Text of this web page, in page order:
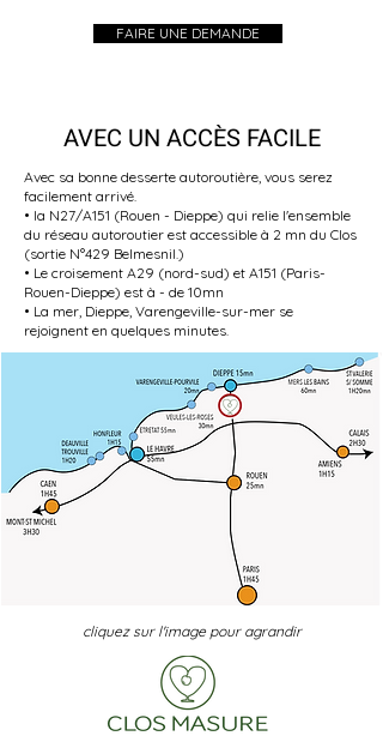
FAIRE UNE DEMANDE
AVEC UN ACCÈS FACILE
Avec sa bonne desserte autoroutière, vous serez
facilement arrivé.
• la N27/A151 (Rouen - Dieppe) qui relie l'ensemble
du réseau autoroutier est accessible à 2 mn du Clos
(sortie N°429 Belmesnil.)
• Le croisement A29 (nord-sud) et A151 (Paris-
Rouen-Dieppe) est à - de 10mn
• La mer, Dieppe, Varengeville-sur-mer se
rejoignent en quelques minutes.
cliquez sur l'image pour agrandir